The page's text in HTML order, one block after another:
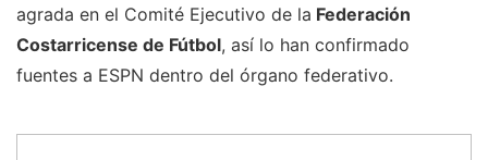
agrada en el Comité Ejecutivo de la Federación
Costarricense de Fútbol, así lo han confirmado
fuentes a ESPN dentro del órgano federativo.